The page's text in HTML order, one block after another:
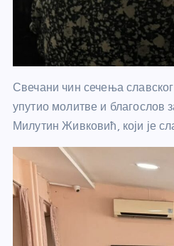
Свечани чин сечења
упутио молитве и
Милутин Живковић, који је